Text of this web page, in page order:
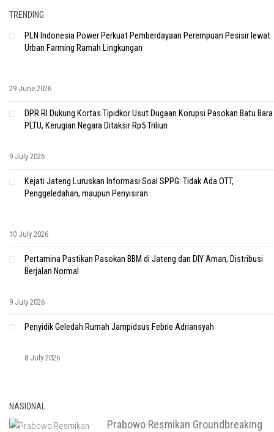
TRENDING
PLN Indonesia Power Perkuat Pemberdayaan Perempuan Pesisir lewat
Urban Farming Ramah Lingkungan
29 June 2026
DPR RI Dukung Kortas Tipidkor Usut Dugaan Korupsi Pasokan Batu Bara
PLTU, Kerugian Negara Ditaksir Rp5 Triliun
9 July 2026
Kejati Jateng Luruskan Informasi Soal SPPG: Tidak Ada OTT,
Penggeledahan, maupun Penyisiran
10 July 2026
Pertamina Pastikan Pasokan BBM di Jateng dan DIY Aman, Distribusi
Berjalan Normal
9 July 2026
Penyidik Geledah Rumah Jampidsus Febrie Adriansyah
8 July 2026
NASIONAL
Prabowo Resmikan Groundbreaking